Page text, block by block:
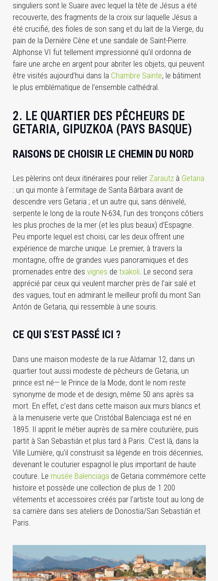
singuliers sont le Suaire avec lequel la tête de Jésus a été
recouverte, des fragments de la croix sur laquelle Jésus a
été crucifié, des fioles de son sang et du lait de la Vierge, du
pain de la Dernière Cène et une sandale de Saint-Pierre.
Alphonse VI fut tellement impressionné qu’il ordonna de
faire une arche en argent pour abriter les objets, qui peuvent
être visités aujourd’hui dans la Chambre Sainte, le bâtiment
le plus emblématique de l’ensemble cathédral.
2. LE QUARTIER DES PÊCHEURS DE
GETARIA, GIPUZKOA (PAYS BASQUE)
RAISONS DE CHOISIR LE CHEMIN DU NORD
Les pèlerins ont deux itinéraires pour relier Zarautzà Getaria
: un qui monte à l’ermitage de Santa Bárbara avant de
descendre vers Getaria ; et un autre qui, sans dénivelé,
serpente le long de la route N-634, l’un des tronçons côtiers
les plus proches de la mer (et les plus beaux) d’Espagne.
Peu importe lequel est choisi, car les deux offrent une
expérience de marche unique. Le premier, à travers la
montagne, offre de grandes vues panoramiques et des
promenades entre des vignes de txakoli. Le second sera
apprécié par ceux qui veulent marcher près de l’air salé et
des vagues, tout en admirant le meilleur profil du mont San
Antón de Getaria, qui ressemble à une souris.
CE QUI S’EST PASSÉ ICI ?
Dans une maison modeste de la rue Aldamar 12, dans un
quartier tout aussi modeste de pêcheurs de Getaria, un
prince est né— le Prince de la Mode, dont le nom reste
synonyme de mode et de design, même 50 ans après sa
mort. En effet, c’est dans cette maison aux murs blancs et
à la menuiserie verte que Cristóbal Balenciaga est né en
1895. Il apprit le métier auprès de sa mère couturière, puis
partit à San Sebastián et plus tard à Paris. C’est là, dans la
Ville Lumière, qu’il construisit sa légende en trois décennies,
devenant le couturier espagnol le plus important de haute
couture. Le musée Balenciaga de Getaria commémore cette
histoire et possède une collection de plus de 1 200
vêtements et accessoires créés par l’artiste tout au long de
sa carrière dans ses ateliers de Donostia/San Sebastián et
Paris.